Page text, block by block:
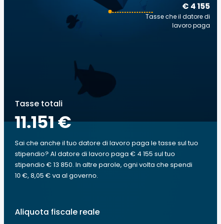
€ 4 155
Tasse che il datore di
lavoro paga
Tasse totali
11.151 €
Sai che anche il tuo datore di lavoro paga le tasse sul tuo
stipendio? Al datore di lavoro paga € 4 155 sul tuo
stipendio € 13 850. In altre parole, ogni volta che spendi
10 €, 8,05 € va al governo.
Aliquota fiscale reale